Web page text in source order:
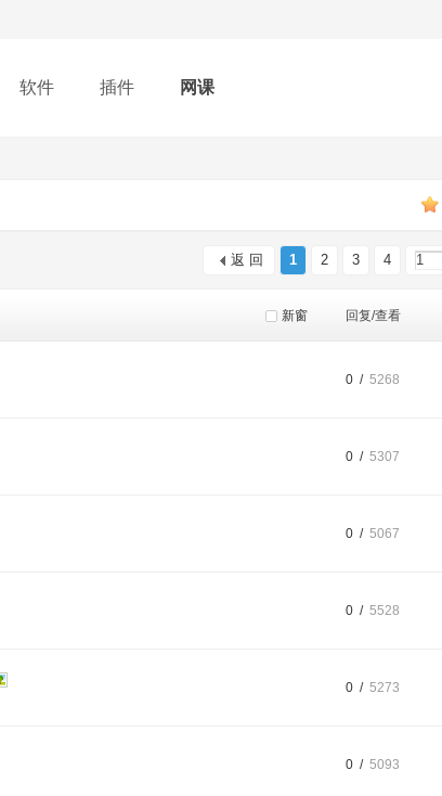
软件 插件 网课
1 2 3 4
返 回
新窗 回复/查看
0 / 5268
0 / 5307
0 / 5067
0 / 5528
0 / 5273
0 / 5093